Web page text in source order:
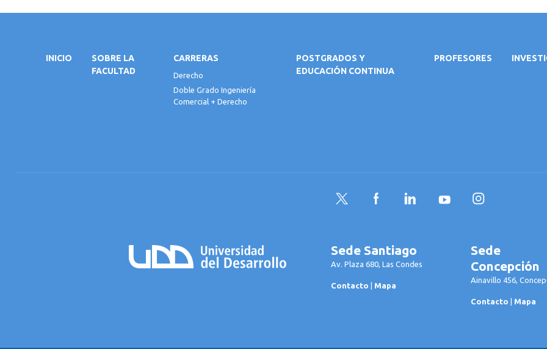
INICIO
SOBRE LA
FACULTAD
CARRERAS
Derecho
Doble Grado Ingeniería
Comercial + Derecho
POSTGRADOS Y
EDUCACIÓN CONTINUA
PROFESORES
Twitter FacebookLinkedInYouTubeInstagram
Sede Santiago
Av. Plaza 680, Las Condes
Contacto | Mapa
Sede
Concepción
Ainavillo 456,
Contacto | Mapa